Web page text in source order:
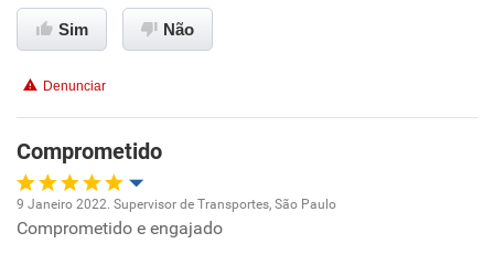
Recomenda esta empresa
Sim Não
Denunciar
Comprometido
Oportunidade de promoção
9 Janeiro 2022. Supervisor de Transportes, São Paulo
Comprometido e engajado